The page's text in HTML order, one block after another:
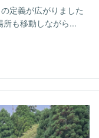
定義が広がりました
も移動しながら...